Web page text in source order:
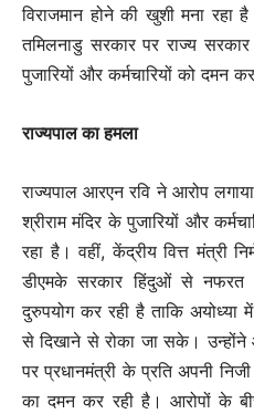
विराजमान होने की खुशी मना
तमिलनाडु सरकार पर राज्य
पुजारियों और कर्मचारियों को दमन
राज्यपाल का हमला
राज्यपाल आरएन रवि ने आरोप
श्रीराम मंदिर के पुजारियों और
रहा है। वहीं, केंद्रीय वित्त मंत्री
डीएमके सरकार हिंदुओं से नफरत
दुरुपयोग कर रही है ताकि अयोध्या
से दिखाने से रोका जा सके। उन्होंने
पर प्रधानमंत्री के प्रति अपनी
का दमन कर रही है। आरोपों के